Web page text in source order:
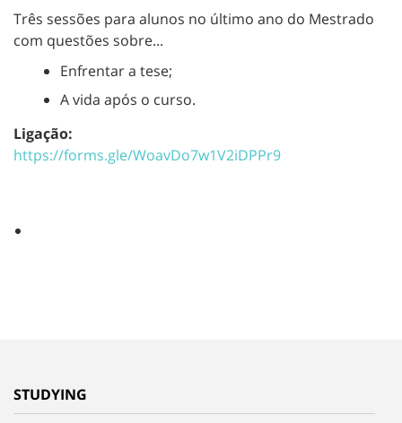
Três sessões para alunos no último ano do Mestrado
com questões sobre...
Enfrentar a tese;
A vida após o curso.
Ligação:
https://forms.gle/WoavDo7w1V2iDPPr9
STUDYING